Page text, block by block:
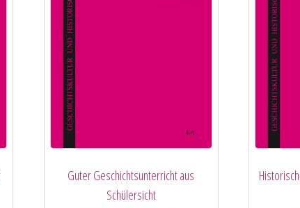
Guter Geschichtsunterricht aus
Schülersicht